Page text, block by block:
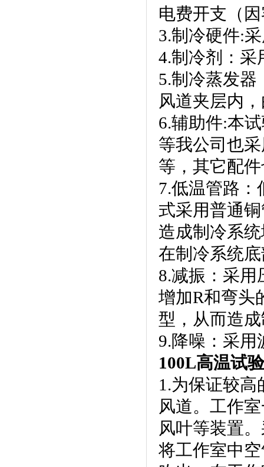
电费开支（
3.制冷硬件:采
4.制冷剂
5.制冷蒸发器
风道夹层内
6.辅助件:本试
等我公司也采
等，其它配
7.低温管路
式采用普通铜管
造成制冷系统
在制冷系统底
8.减振：采
增加R和弯头
型，从而造成
9.降噪：采
100L高温试
1.为保证较高
风道。工作
风叶等装置
将工作室中空